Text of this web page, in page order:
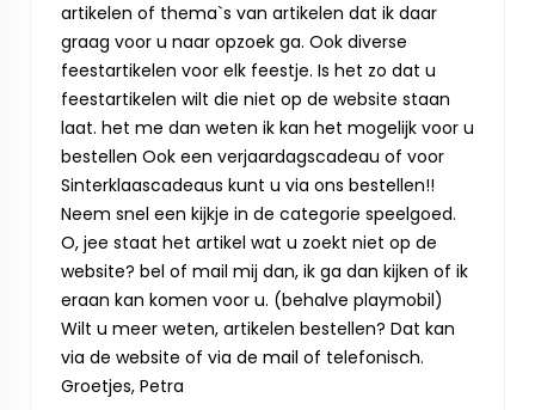
artikelen of thema`s van artikelen dat ik daar
graag voor u naar opzoek ga. Ook diverse
feestartikelen voor elk feestje. Is het zo dat u
feestartikelen wilt die niet op de website staan
laat. het me dan weten ik kan het mogelijk voor u
bestellen Ook een verjaardagscadeau of voor
Sinterklaascadeaus kunt u via ons bestellen!!
Neem snel een kijkje in de categorie speelgoed.
O, jee staat het artikel wat u zoekt niet op de
website? bel of mail mij dan, ik ga dan kijken of ik
eraan kan komen voor u. (behalve playmobil)
Wilt u meer weten, artikelen bestellen? Dat kan
via de website of via de mail of telefonisch.
Groetjes, Petra